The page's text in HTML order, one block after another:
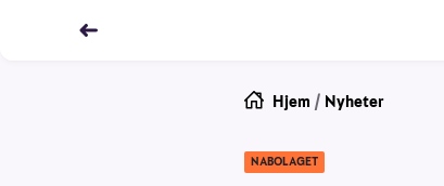
Hjem / Nyheter
NABOLAGET